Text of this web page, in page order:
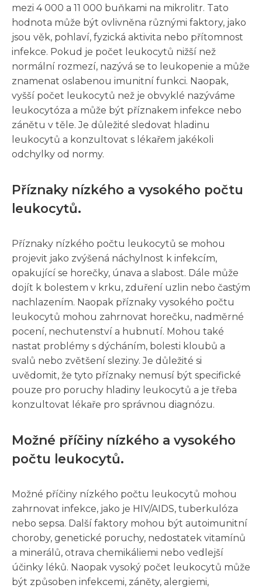
mezi 4 000 a 11 000 buňkami na mikrolitr. Tato
hodnota může být ovlivněna různými faktory, jako
jsou věk, pohlaví, fyzická aktivita nebo přítomnost
infekce. Pokud je počet leukocytů nižší než
normální rozmezí, nazývá se to leukopenie a může
znamenat oslabenou imunitní funkci. Naopak,
vyšší počet leukocytů než je obvyklé nazýváme
leukocytóza a může být příznakem infekce nebo
zánětu v těle. Je důležité sledovat hladinu
leukocytů a konzultovat s lékařem jakékoli
odchylky od normy.
Příznaky nízkého a vysokého počtu
leukocytů.
Příznaky nízkého počtu leukocytů se mohou
projevit jako zvýšená náchylnost k infekcím,
opakující se horečky, únava a slabost. Dále může
dojít k bolestem v krku, zduření uzlin nebo častým
nachlazením. Naopak příznaky vysokého počtu
leukocytů mohou zahrnovat horečku, nadměrné
pocení, nechutenství a hubnutí. Mohou také
nastat problémy s dýcháním, bolesti kloubů a
svalů nebo zvětšení sleziny. Je důležité si
uvědomit, že tyto příznaky nemusí být specifické
pouze pro poruchy hladiny leukocytů a je třeba
konzultovat lékaře pro správnou diagnózu.
Možné příčiny nízkého a vysokého
počtu leukocytů.
Možné příčiny nízkého počtu leukocytů mohou
zahrnovat infekce, jako je HIV/AIDS, tuberkulóza
nebo sepsa. Další faktory mohou být autoimunitní
choroby, genetické poruchy, nedostatek vitamínů
a minerálů, otrava chemikáliemi nebo vedlejší
účinky léků. Naopak vysoký počet leukocytů může
být způsoben infekcemi, záněty, alergiemi,